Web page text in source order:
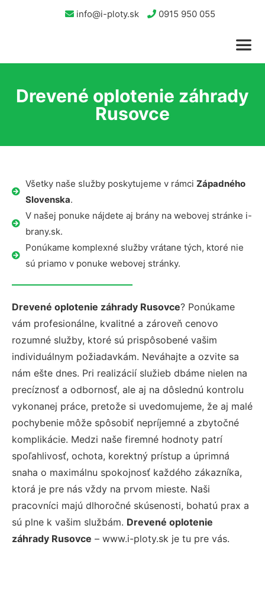
info@i-ploty.sk 0915 950 055
Drevené oplotenie záhrady
Rusovce
Všetky naše služby poskytujeme v rámci Západného
Slovenska.
V našej ponuke nájdete aj brány na webovej stránke i-
brany.sk.
Ponúkame komplexné služby vrátane tých, ktoré nie
sú priamo v ponuke webovej stránky.
Drevené oplotenie záhrady Rusovce? Ponúkame
vám profesionálne, kvalitné a zároveň cenovo
rozumné služby, ktoré sú prispôsobené vašim
individuálnym požiadavkám. Neváhajte a ozvite sa
nám ešte dnes. Pri realizácií služieb dbáme nielen na
precíznosť a odbornosť, ale aj na dôslednú kontrolu
vykonanej práce, pretože si uvedomujeme, že aj malé
pochybenie môže spôsobiť nepríjemné a zbytočné
komplikácie. Medzi naše firemné hodnoty patrí
spoľahlivosť, ochota, korektný prístup a úprimná
snaha o maximálnu spokojnosť každého zákazníka,
ktorá je pre nás vždy na prvom mieste. Naši
pracovníci majú dlhoročné skúsenosti, bohatú prax a
sú plne k vašim službám. Drevené oplotenie
záhrady Rusovce – www.i-ploty.sk je tu pre vás.